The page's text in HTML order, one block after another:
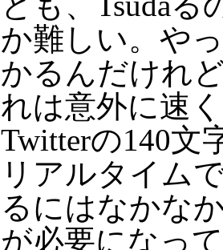
か難しい。や
かるんだけれ
れは意外に速
Twitterの140文
リアルタイム
るにはなかな
が必要になっ